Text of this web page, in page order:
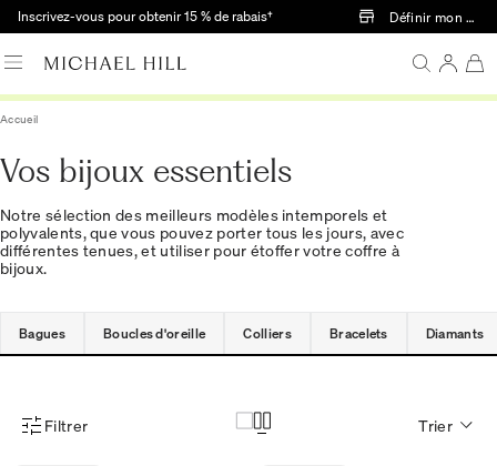
Passer au contenu principal
Inscrivez-vous pour obtenir 15 % de rabais† Définir mon
Accueil
Vos bijoux essentiels
Notre sélection des meilleurs modèles intemporels et
polyvalents, que vous pouvez porter tous les jours, avec
différentes tenues, et utiliser pour étoffer votre coffre à
bijoux.
Bagues Boucles d'oreille Colliers Bracelets Diamants
Menu des filtres d'articles
Filtrer Trier